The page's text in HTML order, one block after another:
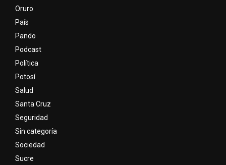
Oruro
País
Pando
Podcast
Política
Potosí
Salud
Santa Cruz
Seguridad
Sin categoría
Sociedad
Sucre